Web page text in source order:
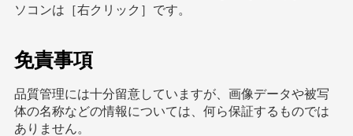
ソコンは［右クリック］です。
免責事項
品質管理には十分留意していますが、画像データや被写
体の名称などの情報については、何ら保証するものでは
ありません。